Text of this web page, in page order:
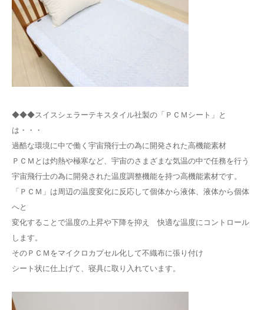
◆◆◆スイスシェラーテキスタイル社製の「ＰＣＭシート」と
は・・・
過酷な環境に中で働く宇宙飛行士の為に開発された高機能素材
ＰＣＭとは灼熱や極寒など、宇宙のさまざまな気温の中で任務を行う
宇宙飛行士の為に開発された温度調整機能を持つ高機能素材です。
「ＰＣＭ」は周辺の温度変化に反応して個体から液体、液体から個体
へと
変化することで温度の上昇や下降を抑え 快適な温度にコントロール
します。
そのＰＣＭをマイクロカプセル化して不織布に張り付け
シート状に仕上げて、寝具に取り入れています。